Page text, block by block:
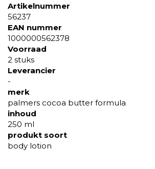
Artikelnummer
56237
EAN nummer
1000000562378
Voorraad
2 stuks
Leverancier
-
merk
palmers cocoa butter formula
inhoud
250 ml
produkt soort
body lotion